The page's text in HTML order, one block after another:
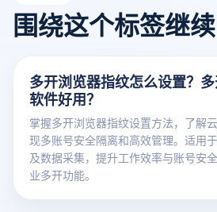
围绕这个标签继
多开浏览器指纹怎么设置？
软件好用？
掌握多开浏览器指纹设置方法，了解
现多账号安全隔离和高效管理。适用
及数据采集，提升工作效率与账号安
业多开功能。